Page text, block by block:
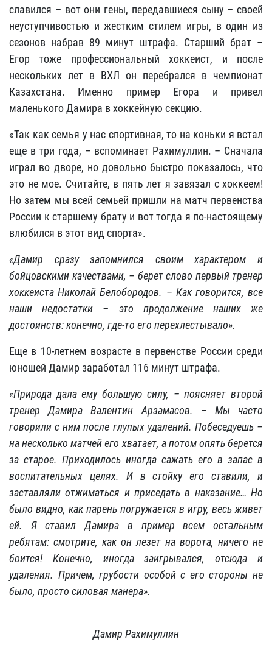
славился – вот они гены, передавшиеся сыну – своей
неуступчивостью и жестким стилем игры, в один из
сезонов набрав 89 минут штрафа. Старший брат –
Егор тоже профессиональный хоккеист, и после
нескольких лет в ВХЛ он перебрался в чемпионат
Казахстана. Именно пример Егора и привел
маленького Дамира в хоккейную секцию.
«Так как семья у нас спортивная, то на коньки я встал
еще в три года, – вспоминает Рахимуллин. – Сначала
играл во дворе, но довольно быстро показалось, что
это не мое. Считайте, в пять лет я завязал с хоккеем!
Но затем мы всей семьей пришли на матч первенства
России к старшему брату и вот тогда я по-настоящему
влюбился в этот вид спорта».
«Дамир сразу запомнился своим характером и
бойцовскими качествами, – берет слово первый тренер
хоккеиста Николай Белобородов. – Как говорится, все
наши недостатки – это продолжение наших же
достоинств: конечно, где-то его перехлестывало».
Еще в 10-летнем возрасте в первенстве России среди
юношей Дамир заработал 116 минут штрафа.
«Природа дала ему большую силу, – поясняет второй
тренер Дамира Валентин Арзамасов. – Мы часто
говорили с ним после глупых удалений. Побеседуешь –
на несколько матчей его хватает, а потом опять берется
за старое. Приходилось иногда сажать его в запас в
воспитательных целях. И в стойку его ставили, и
заставляли отжиматься и приседать в наказание… Но
было видно, как парень погружается в игру, весь живет
ей. Я ставил Дамира в пример всем остальным
ребятам: смотрите, как он лезет на ворота, ничего не
боится! Конечно, иногда заигрывался, отсюда и
удаления. Причем, грубости особой с его стороны не
было, просто силовая манера».
Дамир Рахимуллин